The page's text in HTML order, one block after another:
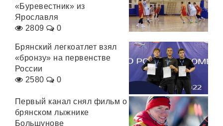
«Буревестник» из
Ярославля
2809
0
Брянский легкоатлет взял
«бронзу» на первенстве
России
2580
0
Первый канал снял фильм о
брянском лыжнике
Большунове